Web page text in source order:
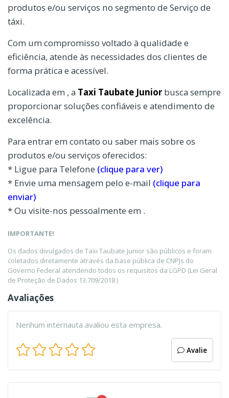
produtos e/ou serviços no segmento de Serviço de
táxi.
Com um compromisso voltado à qualidade e
eficiência, atende às necessidades dos clientes de
forma prática e acessível.
Localizada em , a Taxi Taubate Junior busca sempre
proporcionar soluções confiáveis e atendimento de
excelência.
Para entrar em contato ou saber mais sobre os
produtos e/ou serviços oferecidos:
* Ligue para Telefone (clique para ver)
* Envie uma mensagem pelo e-mail (clique para
enviar)
* Ou visite-nos pessoalmente em .
IMPORTANTE!
Os dados divulgados de Taxi Taubate Junior são públicos e foram
coletados diretamente através da base pública de CNPJs do
Governo Federal atendendo todos os requisitos da LGPD (Lei Geral
de Proteção de Dados 13.709/2018 )
Avaliações
Nenhum internauta avaliou esta empresa.
Avalie